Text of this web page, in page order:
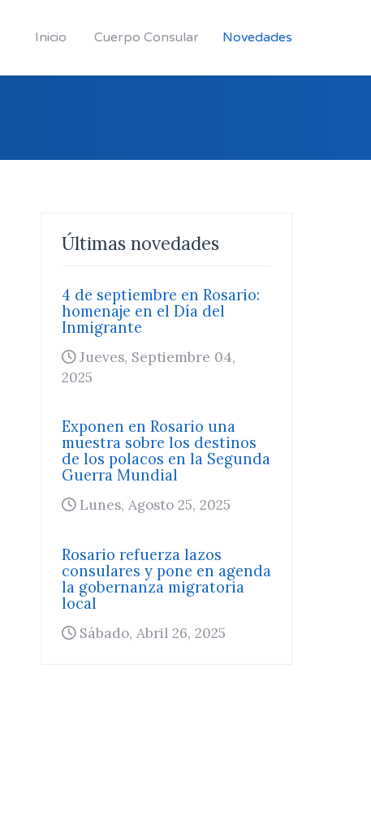
Inicio Cuerpo Consular Novedades
Últimas novedades
4 de septiembre en Rosario:
homenaje en el Día del
Inmigrante
Jueves, Septiembre 04,
2025
Exponen en Rosario una
muestra sobre los destinos
de los polacos en la Segunda
Guerra Mundial
Lunes, Agosto 25, 2025
Rosario refuerza lazos
consulares y pone en agenda
la gobernanza migratoria
local
Sábado, Abril 26, 2025